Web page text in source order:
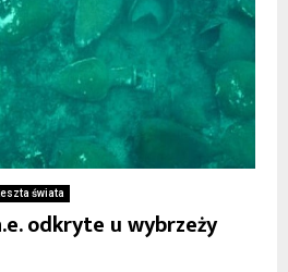
świata
odkryte u wybrzeży